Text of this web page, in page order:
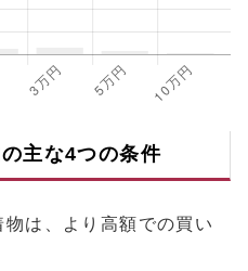
主な4つの条件
は、より高額での買い